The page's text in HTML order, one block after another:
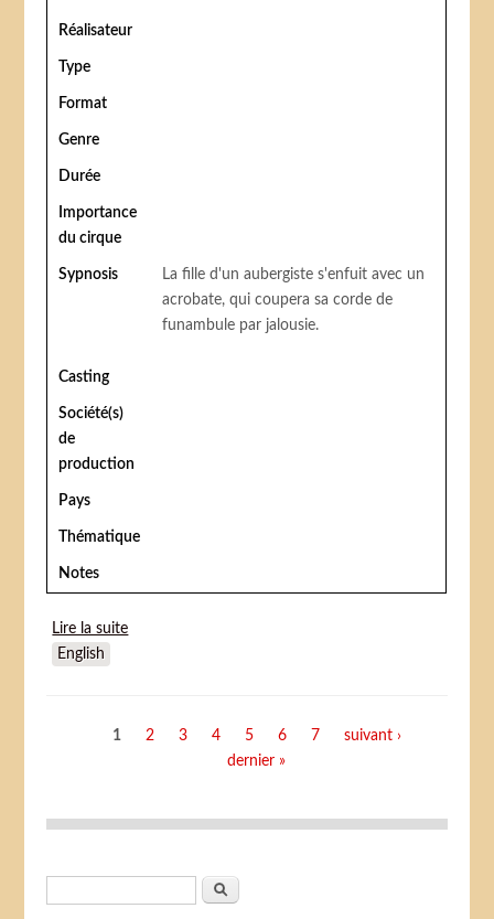
Réalisateur
Type
Format
Genre
Durée
Importance
du cirque
Sypnosis
La fille d'un aubergiste s'enfuit avec un
acrobate, qui coupera sa corde de
funambule par jalousie.
Casting
Société(s)
de
production
Pays
Thématique
Notes
Lire la suite
English
1 2 3 4 5 6 7
suivant ›
dernier »
Formulaire de recherche
Rechercher